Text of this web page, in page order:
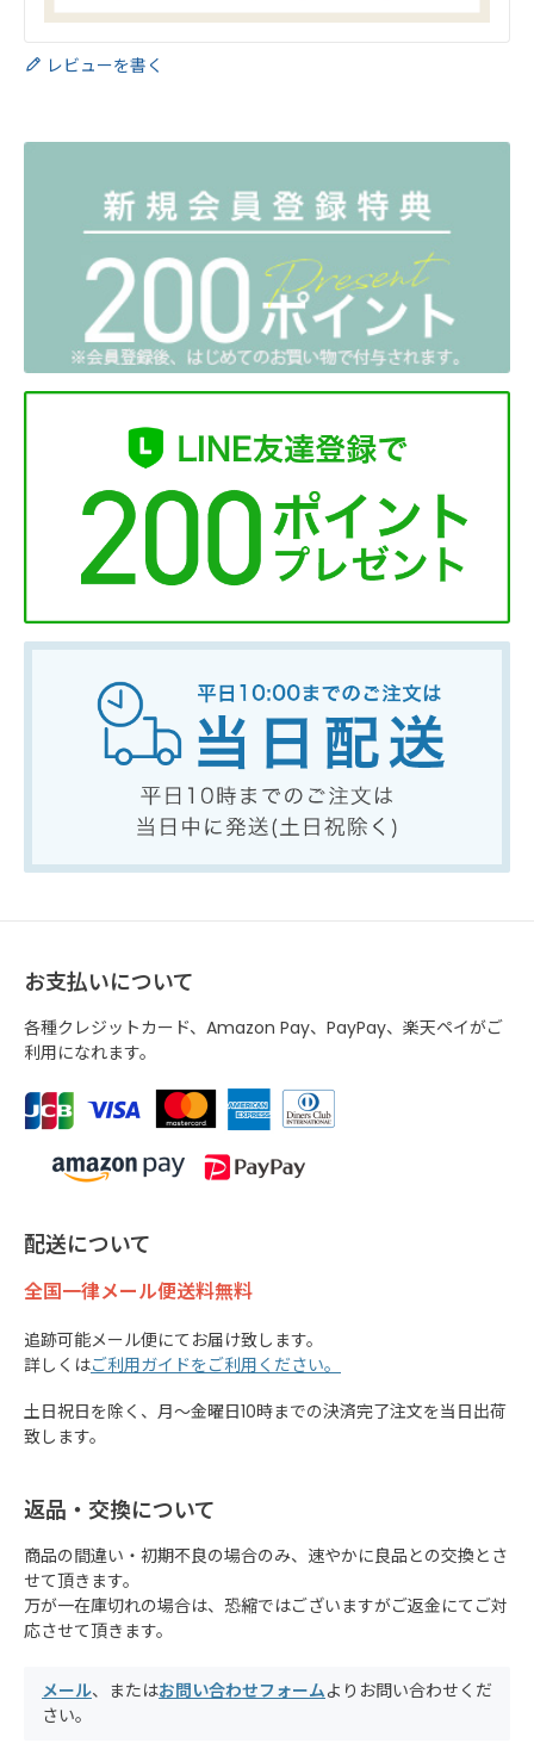
レビューを書く
お支払いについて
各種クレジットカード、Amazon Pay、PayPay、楽天ペイがご
利用になれます。
配送について
全国一律メール便送料無料
追跡可能メール便にてお届け致します。
詳しくはご利用ガイドをご利用ください。
土日祝日を除く、月～金曜日10時までの決済完了注文を当日出荷
致します。
返品・交換について
商品の間違い・初期不良の場合のみ、速やかに良品との交換とさ
せて頂きます。
万が一在庫切れの場合は、恐縮ではございますがご返金にてご対
応させて頂きます。
メール、またはお問い合わせフォームよりお問い合わせくだ
さい。